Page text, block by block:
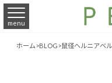
menu
ホーム>BLOG>鼠径ヘルニアベ